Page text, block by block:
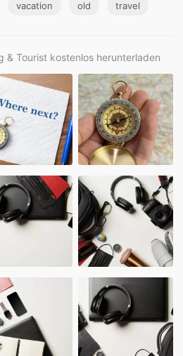
vacation old travel
& Tourist kostenlos herunterladen